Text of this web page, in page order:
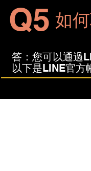
Q5 如
答：您可以通過
以下是LINE官方